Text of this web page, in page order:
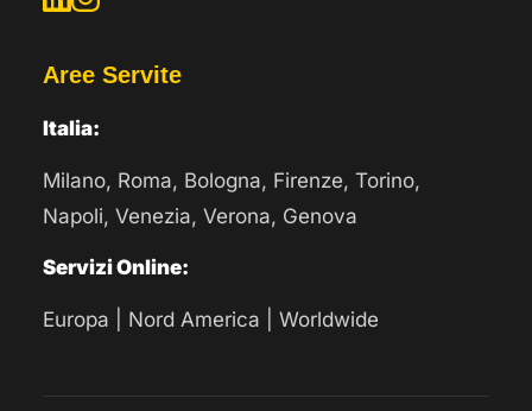
Aree Servite
Italia:
Milano, Roma, Bologna, Firenze, Torino,
Napoli, Venezia, Verona, Genova
Servizi Online:
Europa | Nord America | Worldwide